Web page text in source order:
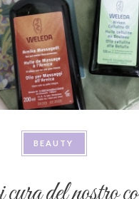
BEAUTY